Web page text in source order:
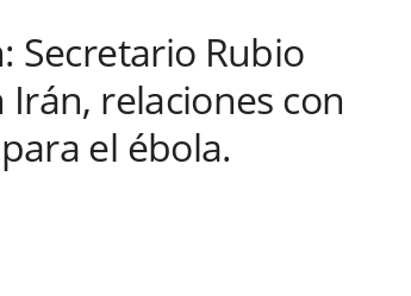
Secretario Rubio
relaciones con
el ébola.